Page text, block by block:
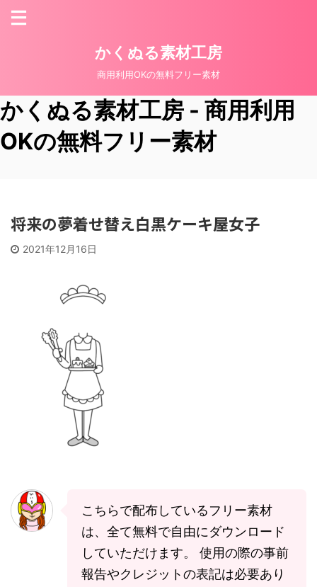
かくぬる素材工房
商用利用OKの無料フリー素材
かくぬる素材工房 - 商用利用
OKの無料フリー素材
将来の夢着せ替え白黒ケーキ屋女子
2021年12月16日
こちらで配布しているフリー素材
は、全て無料で自由にダウンロード
していただけます。 使用の際の事前
報告やクレジットの表記は必要あり